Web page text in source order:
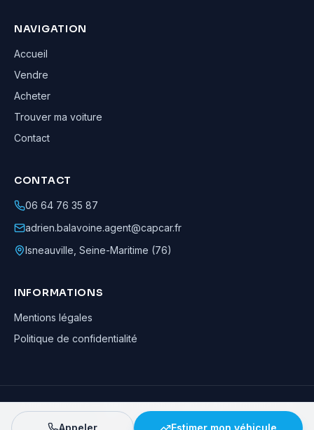
NAVIGATION
Accueil
Vendre
Acheter
Trouver ma voiture
Contact
CONTACT
06 64 76 35 87
adrien.balavoine.agent@capcar.fr
Isneauville Seine-Maritime (76)
INFORMATIONS
Mentions légales
Politique de confidentialité
Adrien Balavoine—Agent automobile CapCar, Agent formateur· ©
· Tous droits réservés
Appeler Estimer mon véhicule